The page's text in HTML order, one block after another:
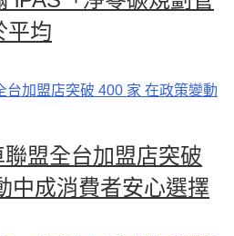
平均
盟全台加盟店突破
中成消費者安心選擇